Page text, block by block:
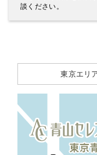
談ください。
東京エリ